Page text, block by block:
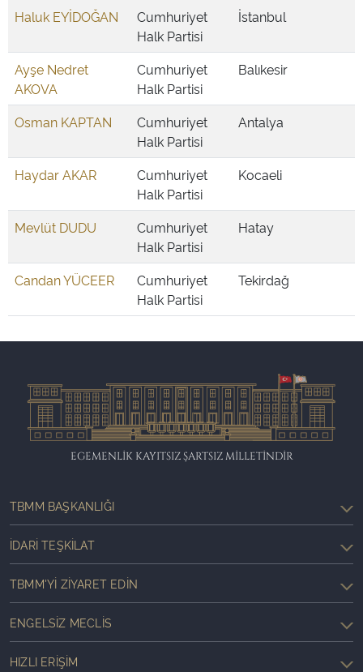
Haluk EYİDOĞAN
Cumhuriyet
Halk Partisi
İstanbul
Ayşe Nedret
AKOVA
Cumhuriyet
Halk Partisi
Balıkesir
Osman KAPTAN
Cumhuriyet
Halk Partisi
Antalya
Haydar AKAR
Cumhuriyet
Halk Partisi
Kocaeli
Mevlüt DUDU
Cumhuriyet
Halk Partisi
Hatay
Candan YÜCEER
Cumhuriyet
Halk Partisi
Tekirdağ
EGEMENLİK KAYITSIZ ŞARTSIZ MİLLETİNDİR
TBMM BAŞKANLIĞI
İDARI TEŞKILAT
TBMM'YI ZIYARET EDIN
ENGELSIZ MECLIS
HIZLI ERIŞIM